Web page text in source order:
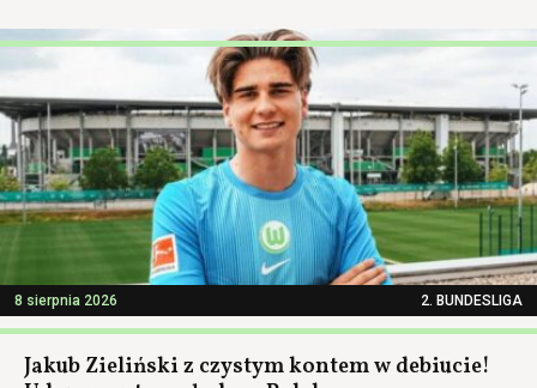
8 sierpnia 2026 2. BUNDESLIGA
Jakub Zieliński z czystym kontem w debiucie!